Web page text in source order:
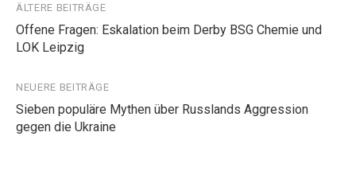
Beitragsnavigation
ÄLTERE BEITRÄGE
Offene Fragen: Eskalation beim Derby BSG Chemie und
LOK Leipzig
NEUERE BEITRÄGE
Sieben populäre Mythen über Russlands Aggression
gegen die Ukraine